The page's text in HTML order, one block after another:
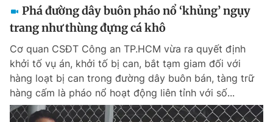
Phá đường dây buôn pháo nổ ‘khủng’ ngụy
trang như thùng đựng cá khô
Cơ quan CSĐT Công an TP.HCM vừa ra quyết định
khởi tố vụ án, khởi tố bị can, bắt tạm giam đối với
hàng loạt bị can trong đường dây buôn bán, tàng trữ
hàng cấm là pháo nổ hoạt động liên tỉnh với số...